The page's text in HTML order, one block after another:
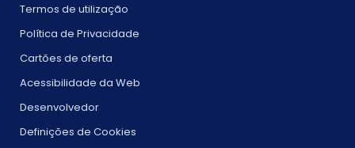
Termos de utilização
Política de Privacidade
Cartões de oferta
Acessibilidade da Web
Desenvolvedor
Definições de Cookies